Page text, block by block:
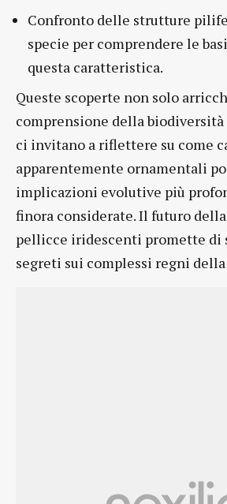
Confronto delle strutture
specie per comprendere le
questa caratteristica.
Queste scoperte non solo
comprensione della
ci invitano a riflettere su come
apparentemente ornamentali
implicazioni evolutive più
finora considerate. Il futuro
pellicce iridescenti promette di
segreti sui complessi regni